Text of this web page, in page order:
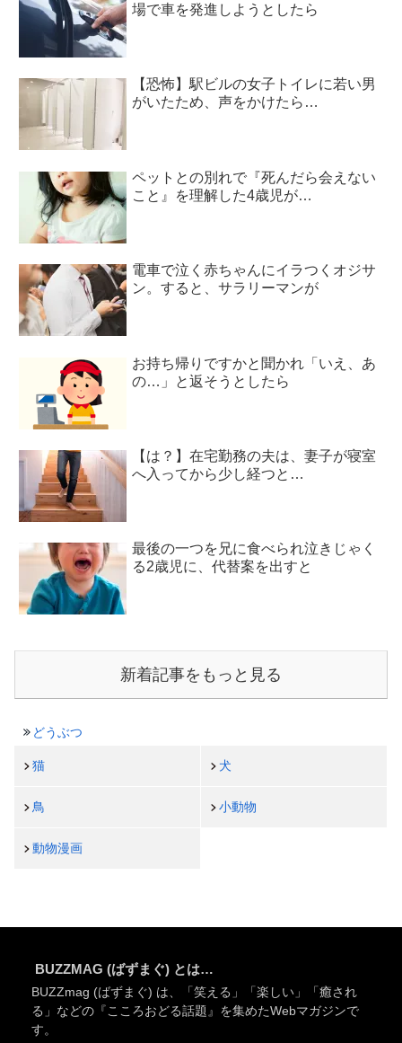
場で車を発進しようとしたら
【恐怖】駅ビルの女子トイレに若い男
がいたため、声をかけたら…
ペットとの別れで『死んだら会えない
こと』を理解した4歳児が…
電車で泣く赤ちゃんにイラつくオジサ
ン。すると、サラリーマンが
お持ち帰りですかと聞かれ「いえ、あ
の…」と返そうとしたら
【は？】在宅勤務の夫は、妻子が寝室
へ入ってから少し経つと…
最後の一つを兄に食べられ泣きじゃく
る2歳児に、代替案を出すと
新着記事をもっと見る
どうぶつ
猫 犬
鳥 小動物
動物漫画
BUZZMAG (ばずまぐ) とは…
BUZZmag (ばずまぐ) は、「笑える」「楽しい」「癒され
る」などの『こころおどる話題』を集めたWebマガジンで
す。